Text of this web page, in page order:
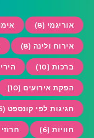
אוריגמי (8)
אירוח ולינה (8)
ברכות (10)
הפקת אירועים (10)
חגיגות לפי קונספט (5)
חוויות (6) חרוזי